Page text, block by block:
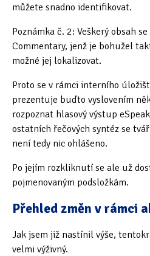
můžete snadno identifikovat.
Poznámka č. 2: Veškerý obsah
Commentary, jenž je bohužel
možné jej lokalizovat.
Proto se v rámci interního
prezentuje buďto vyslovením
rozpoznat hlasový výstup
ostatních řečových syntéz se
není tedy nic ohlášeno.
Po jejím rozkliknutí se ale už
pojmenovaným podsložkám.
Přehled změn v rámci
Jak jsem již nastínil výše,
velmi výživný.